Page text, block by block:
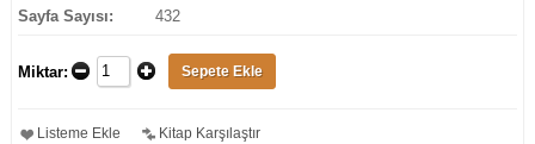
Sayfa Sayısı:
432
Miktar:
Listeme Ekle Kitap Karşılaştır